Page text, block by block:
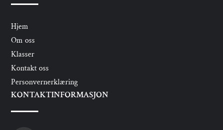
Hjem
Om oss
Klasser
Kontakt oss
Personvernerklæring
KONTAKTINFORMASJON